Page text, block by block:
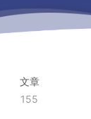
文章
155